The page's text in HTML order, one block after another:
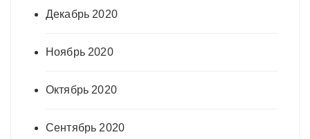
Декабрь 2020
Ноябрь 2020
Октябрь 2020
Сентябрь 2020